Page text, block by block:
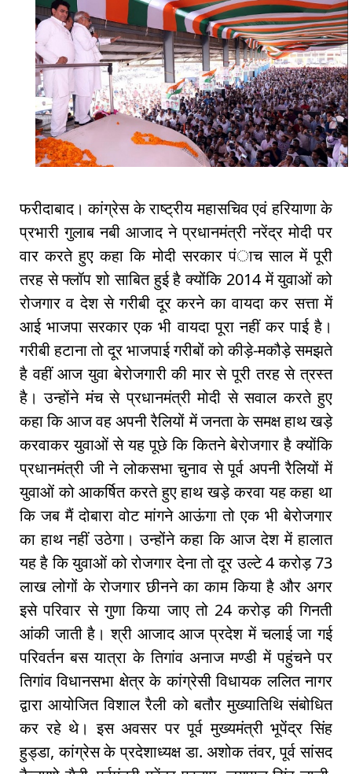
फरीदाबाद। कांग्रेस के राष्ट्रीय महासचिव एवं हरियाणा के
प्रभारी गुलाब नबी आजाद ने प्रधानमंत्री नरेंद्र मोदी पर
वार करते हुए कहा कि मोदी सरकार पंाच साल में पूरी
तरह से फ्लॉप शो साबित हुई है क्योंकि 2014 में युवाओं को
रोजगार व देश से गरीबी दूर करने का वायदा कर सत्ता में
आई भाजपा सरकार एक भी वायदा पूरा नहीं कर पाई है।
गरीबी हटाना तो दूर भाजपाई गरीबों को कीड़े-मकौड़े समझते
है वहीं आज युवा बेरोजगारी की मार से पूरी तरह से त्रस्त
है। उन्होंने मंच से प्रधानमंत्री मोदी से सवाल करते हुए
कहा कि आज वह अपनी रैलियों में जनता के समक्ष हाथ खड़े
करवाकर युवाओं से यह पूछे कि कितने बेरोजगार है क्योंकि
प्रधानमंत्री जी ने लोकसभा चुनाव से पूर्व अपनी रैलियों में
युवाओं को आकर्षित करते हुए हाथ खड़े करवा यह कहा था
कि जब मैं दोबारा वोट मांगने आऊंगा तो एक भी बेरोजगार
का हाथ नहीं उठेगा। उन्होंने कहा कि आज देश में हालात
यह है कि युवाओं को रोजगार देना तो दूर उल्टे 4 करोड़ 73
लाख लोगों के रोजगार छीनने का काम किया है और अगर
इसे परिवार से गुणा किया जाए तो 24 करोड़ की गिनती
आंकी जाती है। श्री आजाद आज प्रदेश में चलाई जा गई
परिवर्तन बस यात्रा के तिगांव अनाज मण्डी में पहुंचने पर
तिगांव विधानसभा क्षेत्र के कांग्रेसी विधायक ललित नागर
द्वारा आयोजित विशाल रैली को बतौर मुख्यातिथि संबोधित
कर रहे थे। इस अवसर पर पूर्व मुख्यमंत्री भूपेंद्र सिंह
हुड्डा, कांग्रेस के प्रदेशाध्यक्ष डा. अशोक तंवर, पूर्व सांसद